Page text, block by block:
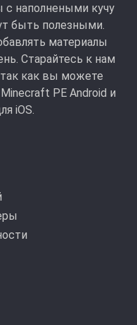
с наполнеными кучу
быть полезными.
материалы
Старайтесь к нам
как вы можете
PE Android и
iOS.